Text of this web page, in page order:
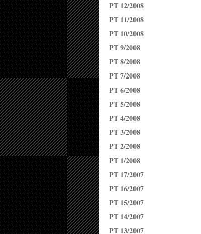
PT 12/2008
PT 11/2008
PT 10/2008
PT 9/2008
PT 8/2008
PT 7/2008
PT 6/2008
PT 5/2008
PT 4/2008
PT 3/2008
PT 2/2008
PT 1/2008
PT 17/2007
PT 16/2007
PT 15/2007
PT 14/2007
PT 13/2007